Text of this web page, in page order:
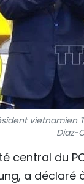
Díaz-
central du
a déclaré